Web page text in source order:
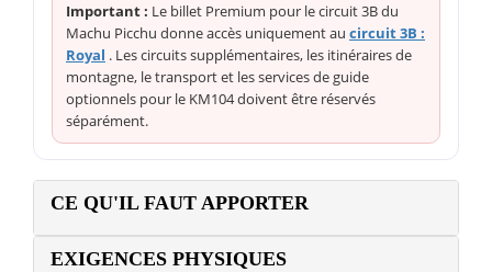
Important : Le billet Premium pour le circuit 3B du
Machu Picchu donne accès uniquement au circuit 3B :
Royal . Les circuits supplémentaires, les itinéraires de
montagne, le transport et les services de guide
optionnels pour le KM104 doivent être réservés
séparément.
CE QU'IL FAUT APPORTER
EXIGENCES PHYSIQUES